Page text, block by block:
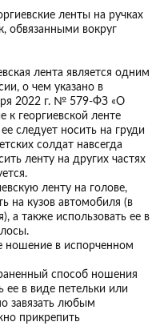
ленты на ручках
обвязанными вокруг
лента является одним
о чем указано в
2022 г. № 579-ФЗ «О
к георгиевской ленте
следует носить на груди
солдат навсегда
ленту на других частях
ленту на голове,
на кузов автомобиля (в
а также использовать ее в
ношение в испорченном
способ ношения
ее в виде петельки или
завязать любым
прикрепить